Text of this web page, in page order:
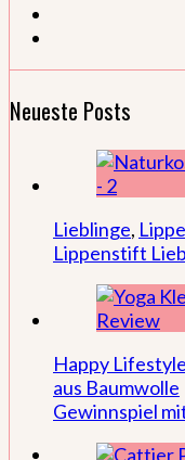
Neueste Posts
Lieblinge,
Lippenstift
Happy Lifestyle
aus Baumwolle
Gewinnspiel